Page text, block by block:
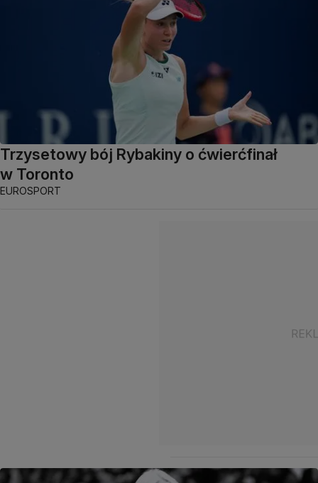
Trzysetowy bój Rybakiny o ćwierćfinał
w Toronto
EUROSPORT